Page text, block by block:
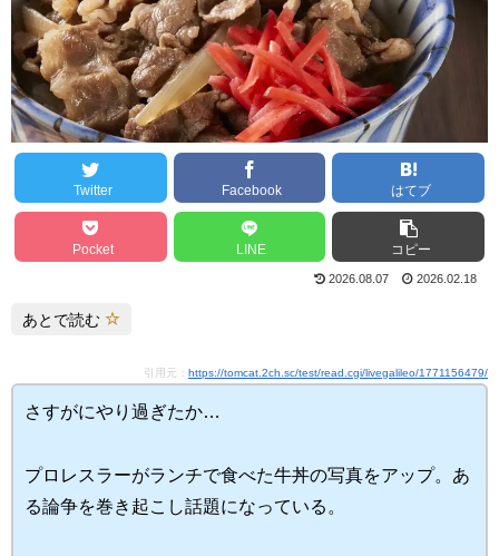
Twitter Facebook はてブ
Pocket LINE コピー
2026.08.07 2026.02.18
あとで読む
引用元： https://tomcat.2ch.sc/test/read.cgi/livegalileo/1771156479/
さすがにやり過ぎたか…
プロレスラーがランチで食べた牛丼の写真をアップ。あ
る論争を巻き起こし話題になっている。